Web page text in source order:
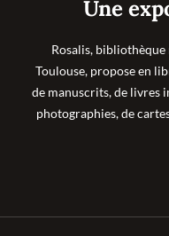
Une
Rosalis,
Toulouse, propose en
de manuscrits, de livres
photographies, de